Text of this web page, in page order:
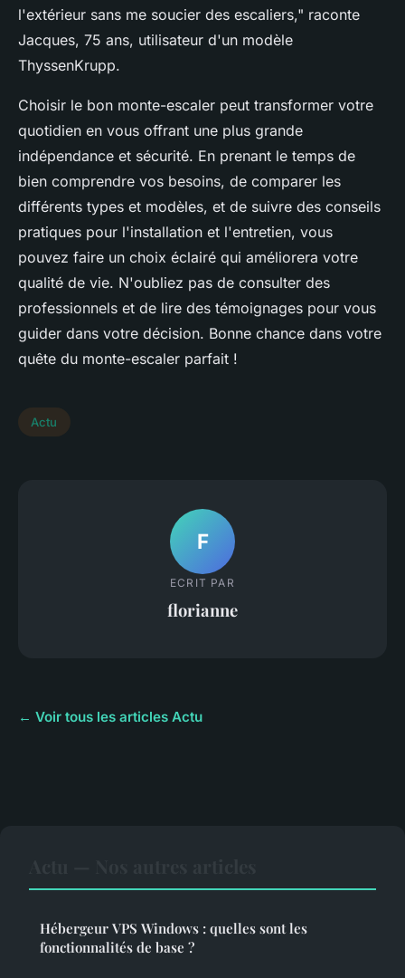
l'extérieur sans me soucier des escaliers," raconte
Jacques, 75 ans, utilisateur d'un modèle
ThyssenKrupp.
Choisir le bon monte-escaler peut transformer votre
quotidien en vous offrant une plus grande
indépendance et sécurité. En prenant le temps de
bien comprendre vos besoins, de comparer les
différents types et modèles, et de suivre des conseils
pratiques pour l'installation et l'entretien, vous
pouvez faire un choix éclairé qui améliorera votre
qualité de vie. N'oubliez pas de consulter des
professionnels et de lire des témoignages pour vous
guider dans votre décision. Bonne chance dans votre
quête du monte-escaler parfait !
Actu
F
ECRIT PAR
florianne
← Voir tous les articles Actu
Hébergeur VPS Windows : quelles sont les
fonctionnalités de base ?